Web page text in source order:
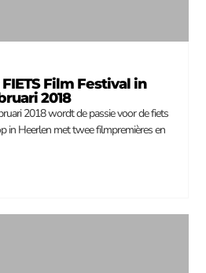
Film Festival in
2018
2018 wordt de passie voor de fiets
in Heerlen met twee filmpremières en